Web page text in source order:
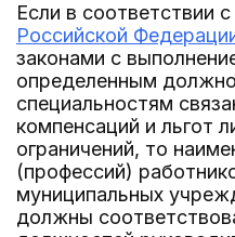
Если в соответствии с
Российской
законами с
определенным
специальностям
компенсаций и льгот
ограничений, то
(профессий)
муниципальных
должны